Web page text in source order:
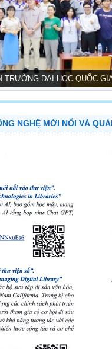
ĐẠI HỌC QUỐC
NGHỆ MỚI NỔI VÀ